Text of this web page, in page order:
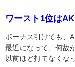
ワースト1位は
ボーナス引けても、
最近になって、何故
以前ほど打てなくな